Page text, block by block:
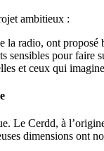
ambitieux :
la radio, ont
sensibles pour faire
et ceux qui
Le Cerdd, à
dimensions ont